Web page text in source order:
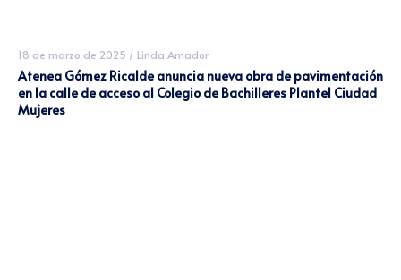
18 de marzo de 2025 / Linda Amador
Atenea Gómez Ricalde anuncia nueva obra de pavimentación
en la calle de acceso al Colegio de Bachilleres Plantel Ciudad
Mujeres